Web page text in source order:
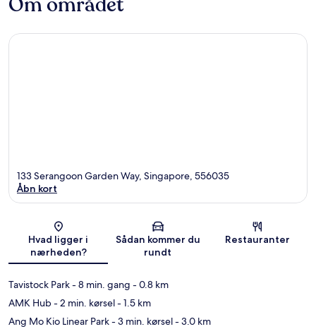
Kort
133 Serangoon Garden Way, Singapore, 556035
Åbn kort
Hvad ligger i
nærheden?
Sådan kommer du
rundt
Restauranter
Tavistock Park- 8 min. gang - 0.8 km
AMK Hub- 2 min. kørsel- 1.5 km
Ang Mo Kio Linear Park- 3 min. kørsel- 3.0 km